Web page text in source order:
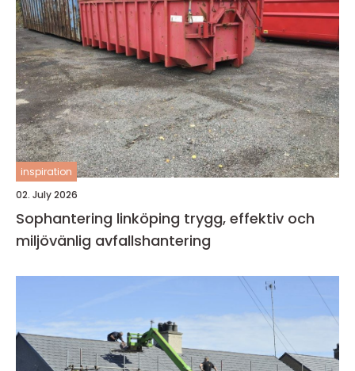
inspiration
02. July 2026
Sophantering linköping trygg, effektiv och
miljövänlig avfallshantering